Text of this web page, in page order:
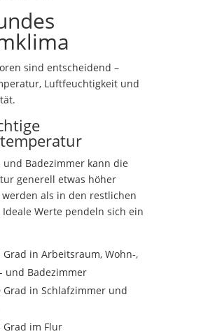
sind entscheidend –
Luftfeuchtigkeit und
und Badezimmer kann die
generell etwas höher
als in den restlichen
Ideale Werte pendeln sich ein
Grad in Arbeitsraum, Wohn-,
und Badezimmer
Grad in Schlafzimmer und
Grad im Flur